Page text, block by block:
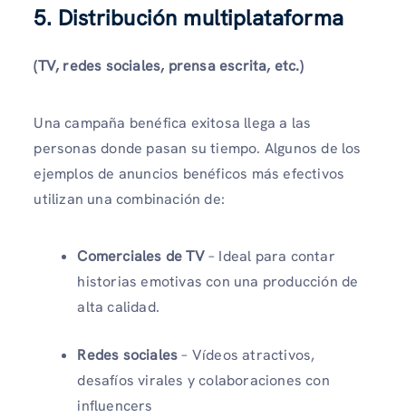
5. Distribución multiplataforma
(TV, redes sociales, prensa escrita, etc.)
Una campaña benéfica exitosa llega a las
personas donde pasan su tiempo. Algunos de los
ejemplos de anuncios benéficos más efectivos
utilizan una combinación de:
Comerciales de TV– Ideal para contar
historias emotivas con una producción de
alta calidad.
Redes sociales– Vídeos atractivos,
desafíos virales y colaboraciones con
influencers